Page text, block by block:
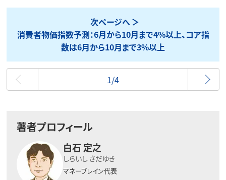
次ページへ
消費者物価指数予測：6月から10月まで4%以上、コア指
数は6月から10月まで3%以上
最初
1/4
著者プロフィール
白石 定之
しらいし さだゆき
マネーブレイン代表